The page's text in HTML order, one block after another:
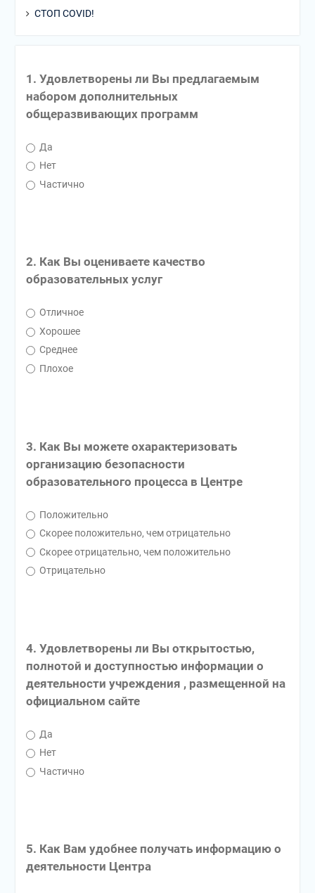
СТОП COVID!
1. Удовлетворены ли Вы предлагаемым
набором дополнительных
общеразвивающих программ
Да
Нет
Частично
2. Как Вы оцениваете качество
образовательных услуг
Отличное
Хорошее
Среднее
Плохое
3. Как Вы можете охарактеризовать
организацию безопасности
образовательного процесса в Центре
Положительно
Скорее положительно, чем отрицательно
Скорее отрицательно, чем положительно
Отрицательно
4. Удовлетворены ли Вы открытостью,
полнотой и доступностью информации о
деятельности учреждения , размещенной на
официальном сайте
Да
Нет
Частично
5. Как Вам удобнее получать информацию о
деятельности Центра